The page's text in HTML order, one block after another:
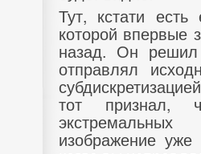
Тут, кстати
которой впервые
назад. Он решил
отправлял
тот признал,
экстремальных
изображение